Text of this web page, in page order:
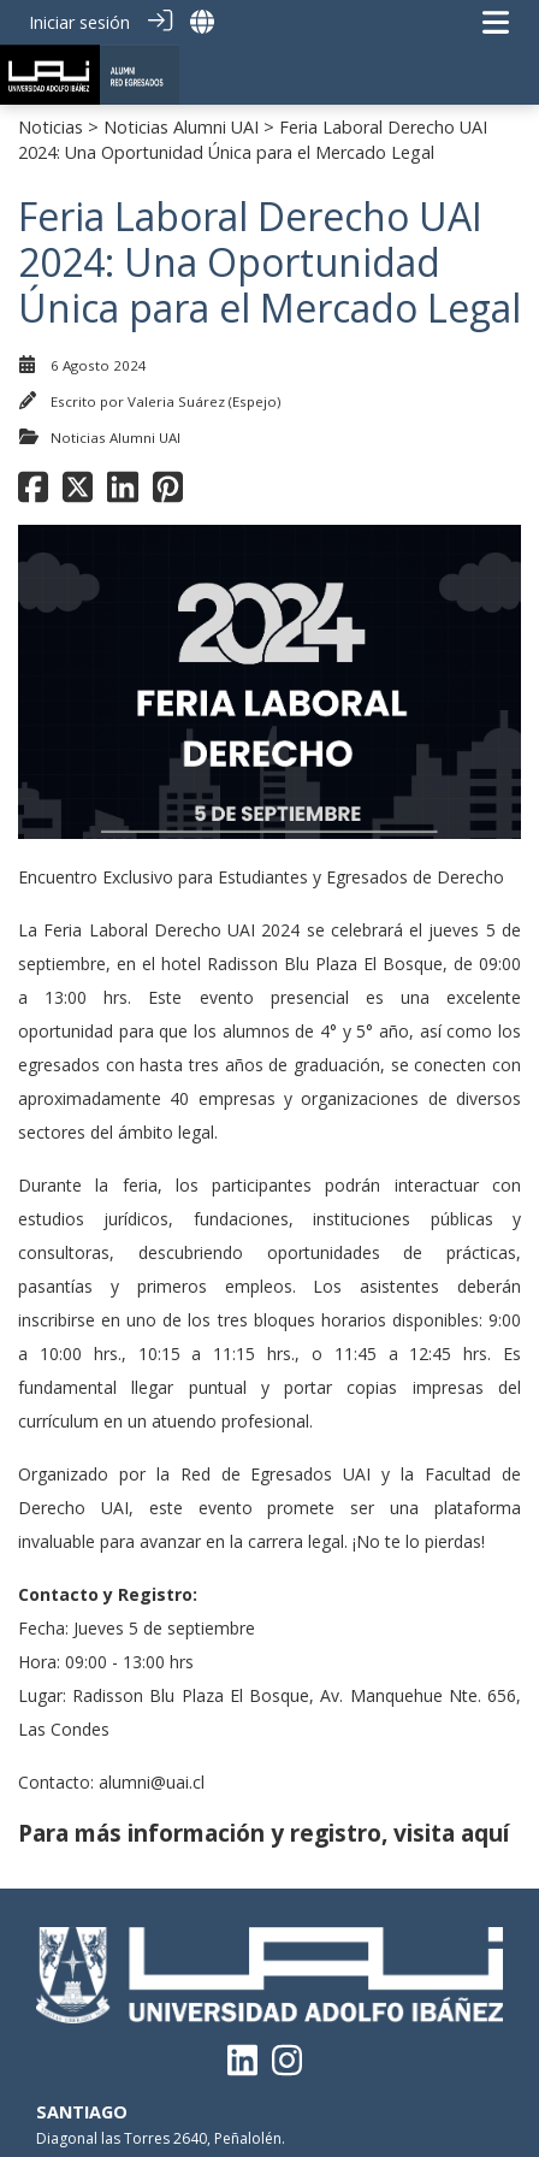
Iniciar sesión
Noticias > Noticias Alumni UAI > Feria Laboral Derecho UAI
2024: Una Oportunidad Única para el Mercado Legal
Feria Laboral Derecho UAI
2024: Una Oportunidad
Única para el Mercado Legal
6 Agosto 2024
Escrito por Valeria Suárez (Espejo)
Noticias Alumni UAI
Encuentro Exclusivo para Estudiantes y Egresados de Derecho
La Feria Laboral Derecho UAI 2024 se celebrará el jueves 5 de
septiembre, en el hotel Radisson Blu Plaza El Bosque, de 09:00
a 13:00 hrs. Este evento presencial es una excelente
oportunidad para que los alumnos de 4° y 5° año, así como los
egresados con hasta tres años de graduación, se conecten con
aproximadamente 40 empresas y organizaciones de diversos
sectores del ámbito legal.
Durante la feria, los participantes podrán interactuar con
estudios jurídicos, fundaciones, instituciones públicas y
consultoras, descubriendo oportunidades de prácticas,
pasantías y primeros empleos. Los asistentes deberán
inscribirse en uno de los tres bloques horarios disponibles: 9:00
a 10:00 hrs., 10:15 a 11:15 hrs., o 11:45 a 12:45 hrs. Es
fundamental llegar puntual y portar copias impresas del
currículum en un atuendo profesional.
Organizado por la Red de Egresados UAI y la Facultad de
Derecho UAI, este evento promete ser una plataforma
invaluable para avanzar en la carrera legal. ¡No te lo pierdas!
Contacto y Registro:
Fecha: Jueves 5 de septiembre
Hora: 09:00 - 13:00 hrs
Lugar: Radisson Blu Plaza El Bosque, Av. Manquehue Nte. 656,
Las Condes
Contacto: alumni@uai.cl
Para más información y registro, visita aquí
SANTIAGO
Diagonal las Torres 2640, Peñalolén.